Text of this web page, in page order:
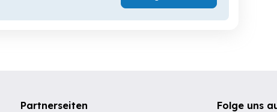
Folge uns
Partnerseiten